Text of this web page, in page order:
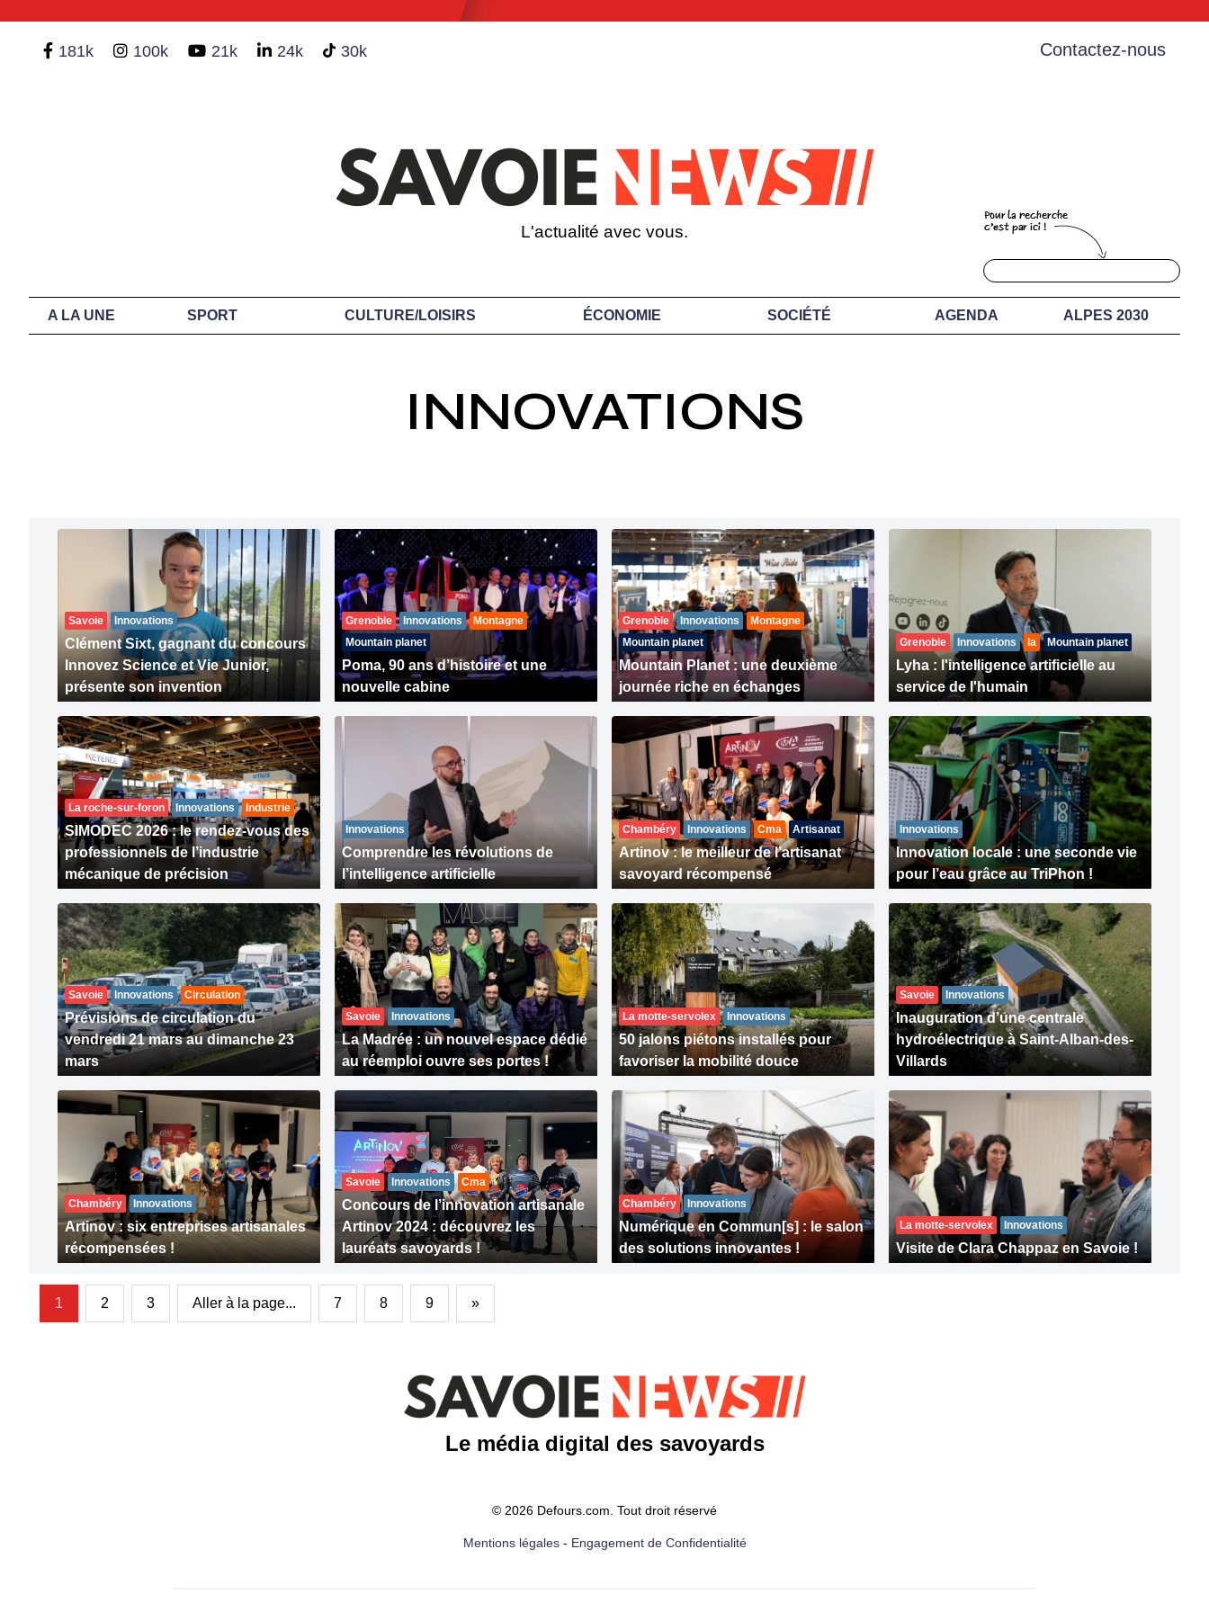
181k 100k 21k 24k 30k Contactez-nous
L'actualité avec vous.
A LA UNE SPORT CULTURE/LOISIRS ÉCONOMIE SOCIÉTÉ AGENDA ALPES 2030
INNOVATIONS
Savoie Innovations
Clément Sixt, gagnant du concours
Innovez Science et Vie Junior,
présente son invention
Grenoble Innovations
Montagne
Mountain planet
Poma, 90 ans d’histoire et une
nouvelle cabine
Grenoble Innovations
Montagne
Mountain planet
Mountain Planet : une deuxième
journée riche en échanges
Grenoble Innovations Ia Mountain planet
Lyha : l'intelligence artificielle au
service de l'humain
La roche-sur-foron Innovations Industrie
SIMODEC 2026 : le rendez-vous des
professionnels de l’industrie
mécanique de précision
Innovations
Comprendre les révolutions de
l’intelligence artificielle
Chambéry Innovations Cma Artisanat
Artinov : le meilleur de l’artisanat
savoyard récompensé
Innovations
Innovation locale : une seconde vie
pour l’eau grâce au TriPhon !
Savoie Innovations Circulation
Prévisions de circulation du
vendredi 21 mars au dimanche 23
mars
Savoie Innovations
La Madrée : un nouvel espace dédié
au réemploi ouvre ses portes !
La motte-servolex Innovations
50 jalons piétons installés pour
favoriser la mobilité douce
Savoie Innovations
Inauguration d’une centrale
hydroélectrique à Saint-Alban-des-
Villards
Chambéry Innovations
Artinov : six entreprises artisanales
récompensées !
Savoie Innovations Cma
Concours de l’innovation artisanale
Artinov 2024 : découvrez les
lauréats savoyards !
Chambéry Innovations
Numérique en Commun[s] : le salon
des solutions innovantes !
La motte-servolex Innovations
Visite de Clara Chappaz en Savoie !
1 2 3 Aller à la page... 7 8 9 »
Le média digital des savoyards
© 2026 Defours.com. Tout droit réservé
Mentions légales- Engagement de Confidentialité